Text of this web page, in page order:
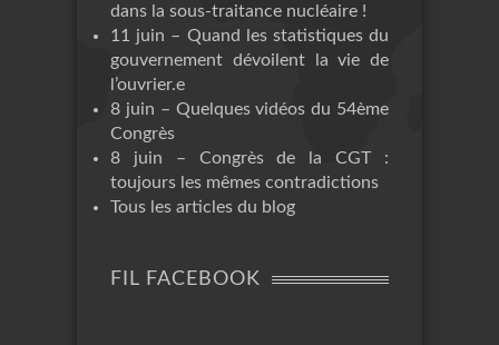
dans la sous-traitance nucléaire !
11 juin – Quand les statistiques du
gouvernement dévoilent la vie de
l’ouvrier.e
8 juin – Quelques vidéos du 54ème
Congrès
8 juin – Congrès de la CGT :
toujours les mêmes contradictions
Tous les articles du blog
FIL FACEBOOK